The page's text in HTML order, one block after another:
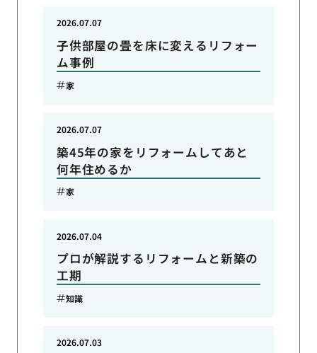
子供部屋の畳を床に変えるリフォー
ム事例
2026.07.07
家
築45年の家をリフォームしてあと
何年住めるか
2026.07.07
家
プロが解説するリフォームと新築の
工期
2026.07.04
知識
2026.07.03